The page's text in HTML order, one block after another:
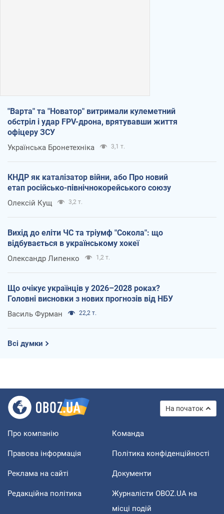
"Варта" та "Новатор" витримали кулеметний
обстріл і удар FPV-дрона, врятувавши життя
офіцеру ЗСУ
Українська Бронетехніка 3,1 т.
КНДР як каталізатор війни, або Про новий
етап російсько-північнокорейського союзу
Олексій Кущ 3,2 т.
Вихід до еліти ЧС та тріумф "Сокола": що
відбувається в українському хокеї
Олександр Липенко 1,2 т.
Що очікує українців у 2026–2028 роках?
Головні висновки з нових прогнозів від НБУ
Василь Фурман 22,2 т.
Всі думки
На початок
Про компанію Команда
Правова інформація Політика конфіденційності
Реклама на сайті Документи
Редакційна політика
Журналісти OBOZ.UA на
місці подій